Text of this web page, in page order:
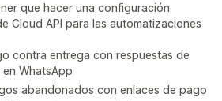
que hacer una configuración
Cloud API para las automatizaciones
contra entrega con respuestas de
WhatsApp
abandonados con enlaces de pago